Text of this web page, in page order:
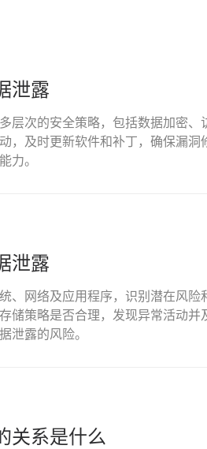
泄露
层次的安全策略，包括数据加密
，及时更新软件和补丁，确保漏
力。
泄露
、网络及应用程序，识别潜在风
储策略是否合理，发现异常活动
泄露的风险。
关系是什么